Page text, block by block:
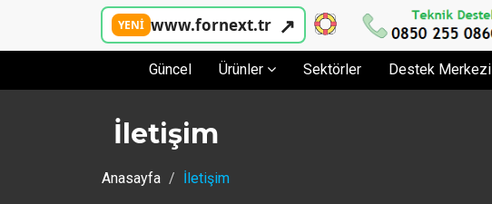
YENİ www.fornext.tr ↗
Güncel Ürünler Sektörler Destek Merkezi
İletişim
Anasayfa İletişim